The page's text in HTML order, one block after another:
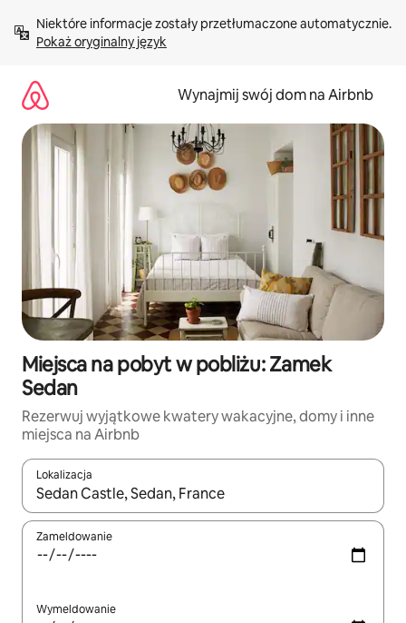
treści Pokaż oryginalny język
Wynajmij swój dom na Airbnb
Miejsca na pobyt w pobliżu: Zamek
Sedan
Rezerwuj wyjątkowe kwatery wakacyjne, domy i inne
miejsca na Airbnb
Lokalizacja
Gdy wyniki będą dostępne, możesz poruszać się po nich za
Zameldowanie
Wymeldowanie